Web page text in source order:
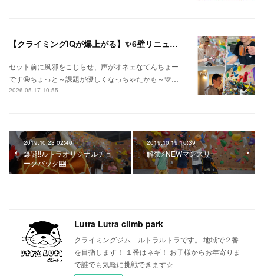
【クライミングIQが爆上がる】✨6壁リニューアル✨
セット前に風邪をこじらせ、声がオネェなてんちょー
です🤤ちょっと～課題が優しくなっちゃたかも～💛…
2026.05.17 10:55
2019.10.23 02:40
爆誕‼️ルトラオリジナルチョ
ークバック🎰
2019.10.19 10:39
解禁⚡NEWマンスリー
Lutra Lutra climb park
クライミングジム ルトラルトラです。 地域で２番
を目指します！ １番はネギ！ お子様からお年寄りま
で誰でも気軽に挑戦できます☆